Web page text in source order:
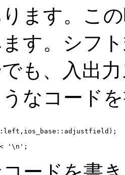
ます。こ
す。シフ
も、入出
なコード
'\n';